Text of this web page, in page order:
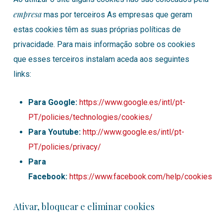
empresa mas por terceiros As empresas que geram
estas cookies têm as suas próprias políticas de
privacidade. Para mais informação sobre os cookies
que esses terceiros instalam aceda aos seguintes
links:
Para Google: https://www.google.es/intl/pt-
PT/policies/technologies/cookies/
Para Youtube: http://www.google.es/intl/pt-
PT/policies/privacy/
Para
Facebook: https://www.facebook.com/help/cookies
Ativar, bloquear e eliminar cookies